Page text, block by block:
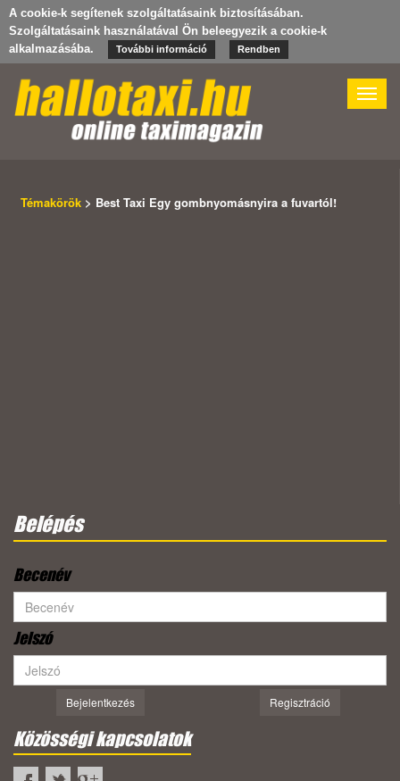
A cookie-k segítenek szolgáltatásaink biztosításában.
Szolgáltatásaink használatával Ön beleegyezik a cookie-k
alkalmazásába.
További információ Rendben
Toggle
Témakörök > Best Taxi Egy gombnyomásnyira a fuvartól!
Belépés
Becenév
Jelszó
Bejelentkezés Regisztráció
Közösségi kapcsolatok